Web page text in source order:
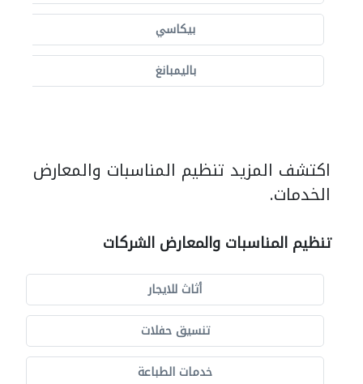
بيكاسي
باليمبانغ
اكتشف المزيد تنظيم المناسبات والمعارض
الخدمات.
تنظيم المناسبات والمعارض الشركات
أثاث للايجار
تنسيق حفلات
خدمات الطباعة